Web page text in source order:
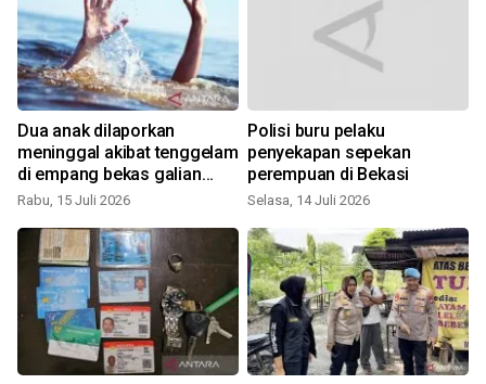
Dua anak dilaporkan
meninggal akibat tenggelam
di empang bekas galian
perumahan Karawang
Rabu, 15 Juli 2026
Polisi buru pelaku
penyekapan sepekan
perempuan di Bekasi
Selasa, 14 Juli 2026